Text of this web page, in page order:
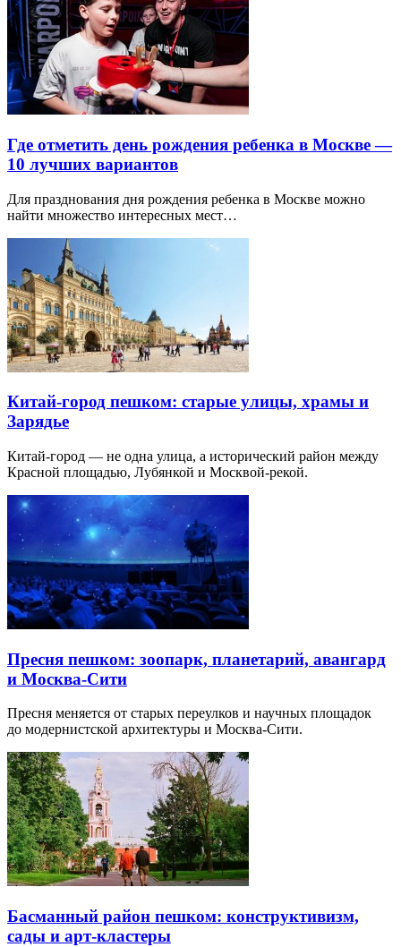
Где отметить день рождения ребенка в Москве —
10 лучших вариантов
Для празднования дня рождения ребенка в Москве можно
найти множество интересных мест…
Китай-город пешком: старые улицы, храмы и
Зарядье
Китай-город — не одна улица, а исторический район между
Красной площадью, Лубянкой и Москвой-рекой.
Пресня пешком: зоопарк, планетарий, авангард
и Москва-Сити
Пресня меняется от старых переулков и научных площадок
до модернистской архитектуры и Москва-Сити.
Басманный район пешком: конструктивизм,
сады и арт-кластеры